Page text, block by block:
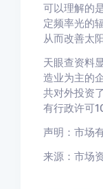
可以理解的
定频率光的
从而改善太
天眼查资料
造业为主的
共对外投资
有行政许可
声明：市场
来源：市场